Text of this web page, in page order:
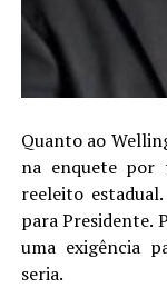
Quanto ao
na enquete
reeleito
para Presidente.
uma exigência
seria.